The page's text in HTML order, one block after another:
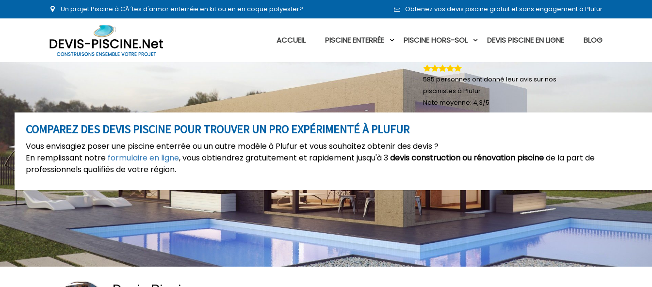
Un projet Piscine à CÃ´tes d'armor enterrée en kit ou en en coque polyester? Obtenez vos devis piscine gratuit et sans engagement à Plufur
ACCUEIL PISCINE ENTERRÉE PISCINE HORS-SOL DEVIS PISCINE EN LIGNE BLOG
COMPAREZ DES DEVIS PISCINE POUR TROUVER UN PRO EXPÉRIMENTÉ À PLUFUR
Vous envisagiez poser une piscine enterrée ou un autre modèle à Plufur et vous souhaitez obtenir des devis ?
En remplissant notre formulaire en ligne, vous obtiendrez gratuitement et rapidement jusqu'à 3devis construction ou rénovation piscinede la part de
professionnels qualifiés de votre région.
585personnes ont donné leuravis sur nos
piscinistes à Plufur
Note moyenne:4,3/5